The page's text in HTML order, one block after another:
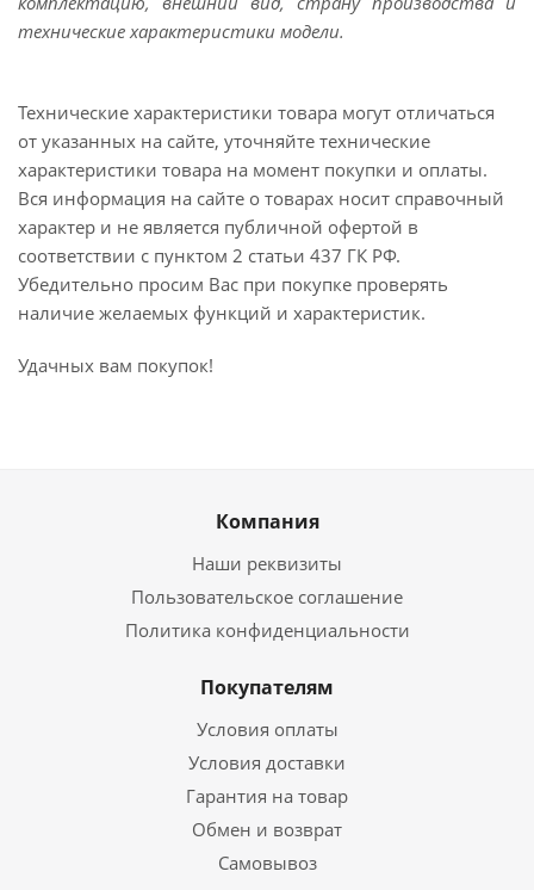
технические характеристики модели.
Технические характеристики товара могут отличаться
от указанных на сайте, уточняйте технические
характеристики товара на момент покупки и оплаты.
Вся информация на сайте о товарах носит справочный
характер и не является публичной офертой в
соответствии с пунктом 2 статьи 437 ГК РФ.
Убедительно просим Вас при покупке проверять
наличие желаемых функций и характеристик.
Удачных вам покупок!
Компания
Наши реквизиты
Пользовательское соглашение
Политика конфиденциальности
Покупателям
Условия оплаты
Условия доставки
Гарантия на товар
Обмен и возврат
Самовывоз